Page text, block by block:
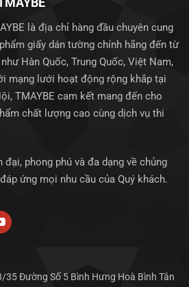
là địa chỉ hàng đầu chuyên cung
giấy dán tường chính hãng đến từ
Hàn Quốc, Trung Quốc, Việt Nam,
mạng lưới hoạt động rộng khắp tại
TMAYBE cam kết mang đến cho
chất lượng cao cùng dịch vụ thi
phong phú và đa dạng về chủng
ứng mọi nhu cầu của Quý khách.
35 Đường Số 5 Bình Hưng Hoà Bình Tân